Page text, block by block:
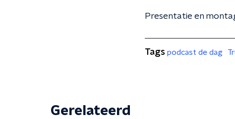
Presentatie en
Tags podcast de dag
Gerelateerd